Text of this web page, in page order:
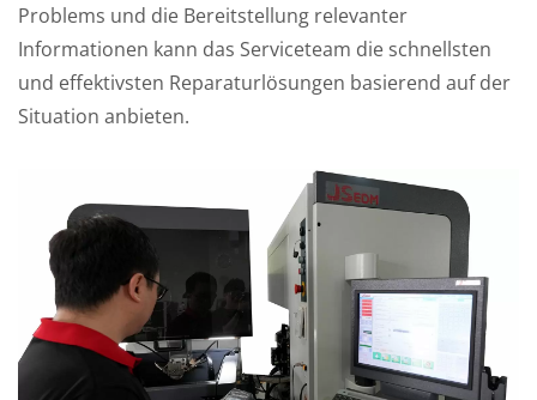
Problems und die Bereitstellung relevanter
Informationen kann das Serviceteam die schnellsten
und effektivsten Reparaturlösungen basierend auf der
Situation anbieten.